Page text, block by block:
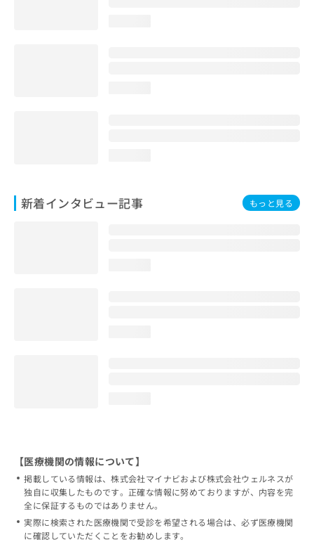
新着インタビュー記事 もっと見る
【医療機関の情報について】
掲載している情報は、株式会社マイナビおよび株式会社ウェルネスが
独自に収集したものです。正確な情報に努めておりますが、内容を完
全に保証するものではありません。
実際に検索された医療機関で受診を希望される場合は、必ず医療機関
に確認していただくことをお勧めします。